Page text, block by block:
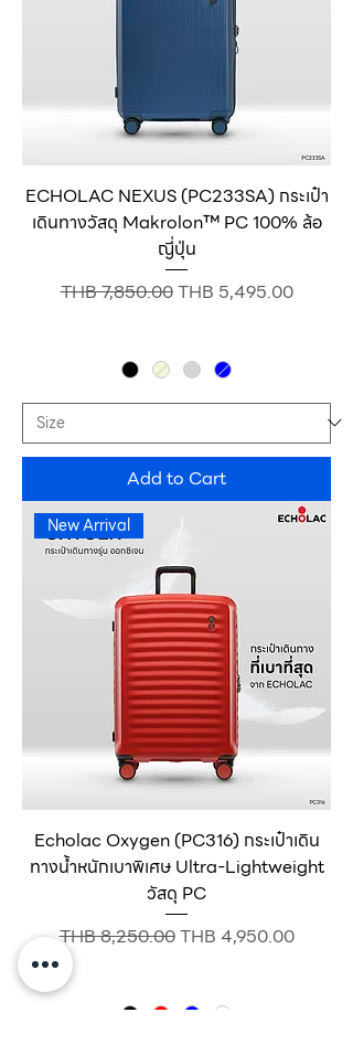
ECHOLAC NEXUS (PC233SA) กระเป๋า
เดินทางวัสดุ Makrolon™ PC 100% ล้อ
ญี่ปุ่น
Regular Price
THB 7,850.00Sale Price
THB 5,495.00
Add to Cart
New Arrival
Echolac Oxygen (PC316) กระเป๋าเดิน
ทางน้ำหนักเบาพิเศษ Ultra-Lightweight
วัสดุ PC
Regular Price
THB 8,250.00Sale Price
THB 4,950.00